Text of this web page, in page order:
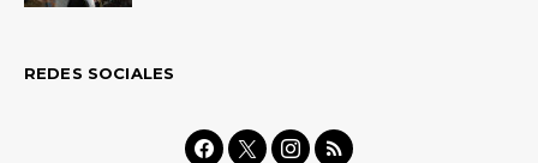
REDES SOCIALES